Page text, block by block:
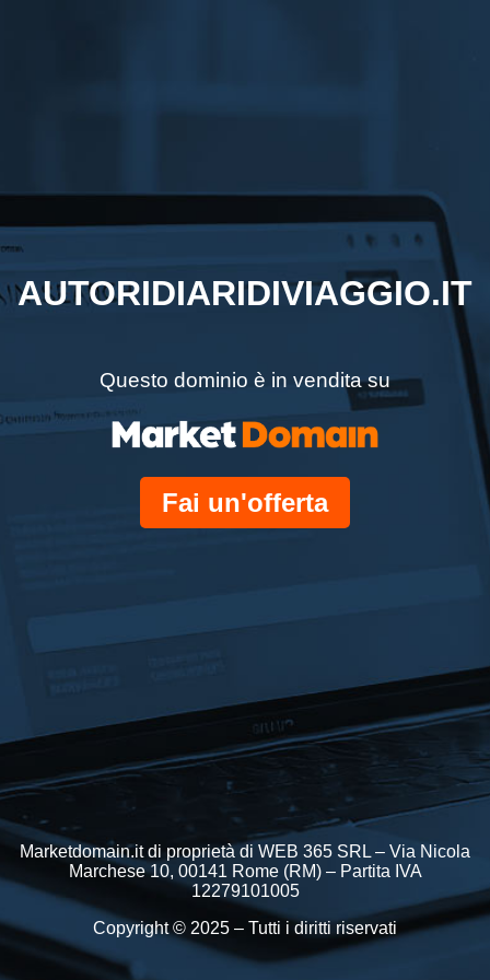
AUTORIDIARIDIVIAGGIO.IT
Questo dominio è in vendita su
Fai un'offerta
Marketdomain.it di proprietà di WEB 365 SRL – Via Nicola
Marchese 10, 00141 Rome (RM) – Partita IVA
12279101005
Copyright © 2025 – Tutti i diritti riservati